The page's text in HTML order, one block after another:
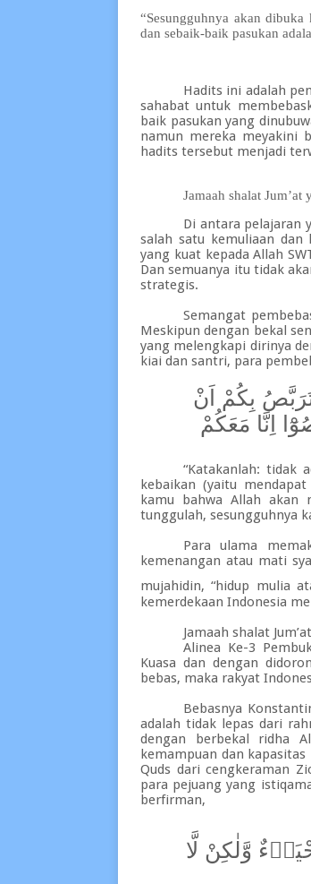
“Sesungguhnya akan
dan sebaik-baik pasukan
Hadits ini adalah
sahabat untuk
baik pasukan yang
namun mereka meyakini
hadits tersebut menjadi
Jamaah shalat Jum’at
Di antara pelajaran
salah satu kemuliaan dan
yang kuat kepada Allah
Dan semuanya itu tidak
strategis.
Semangat
Meskipun dengan bekal
yang melengkapi dirinya
kiai dan santri, para
بِكُمْ اَنْ
اِنَّا مَعَكُمْ
“Katakanlah: tidak
kebaikan (yaitu
kamu bahwa Allah akan
tunggulah, sesungguhnya
Para ulama
kemenangan atau mati
mujahidin, “hidup mulia
kemerdekaan Indonesia
Jamaah shalat
Alinea Ke-3
Kuasa dan dengan
bebas, maka rakyat
Bebasnya
adalah tidak lepas dari
dengan berbekal ridha
kemampuan dan
Quds dari cengkeraman
para pejuang yang
berfirman,
وَّلٰكِنْ لَّا